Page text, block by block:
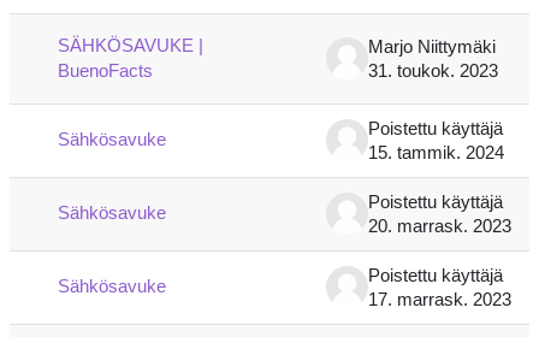
SÄHKÖSAVUKE |
BuenoFacts
Marjo Niittymäki
31. toukok. 2023
Sähkösavuke
Poistettu käyttäjä
15. tammik. 2024
Sähkösavuke
Poistettu käyttäjä
20. marrask. 2023
Sähkösavuke
Poistettu käyttäjä
17. marrask. 2023